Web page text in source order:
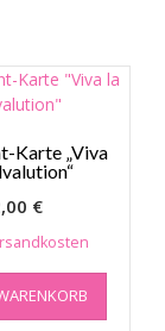
Karte „Viva
€